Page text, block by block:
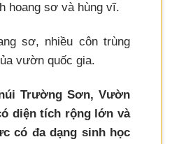
hoang sơ và hùng vĩ.
sơ, nhiều côn trùng
vườn quốc gia.
Trường Sơn, Vườn
diện tích rộng lớn và
có đa dạng sinh học